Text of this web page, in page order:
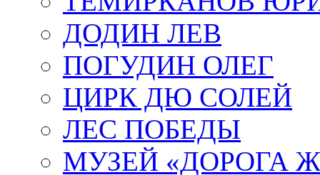
ДОДИН ЛЕВ
ПОГУДИН ОЛЕГ
ЦИРК ДЮ СОЛЕЙ
ЛЕС ПОБЕДЫ
МУЗЕЙ «ДОРОГА